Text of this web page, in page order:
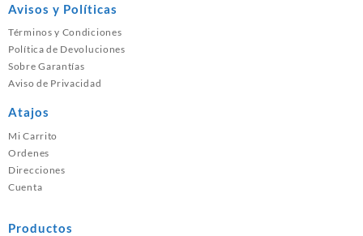
Avisos y Políticas
Términos y Condiciones
Política de Devoluciones
Sobre Garantías
Aviso de Privacidad
Atajos
Mi Carrito
Ordenes
Direcciones
Cuenta
Productos